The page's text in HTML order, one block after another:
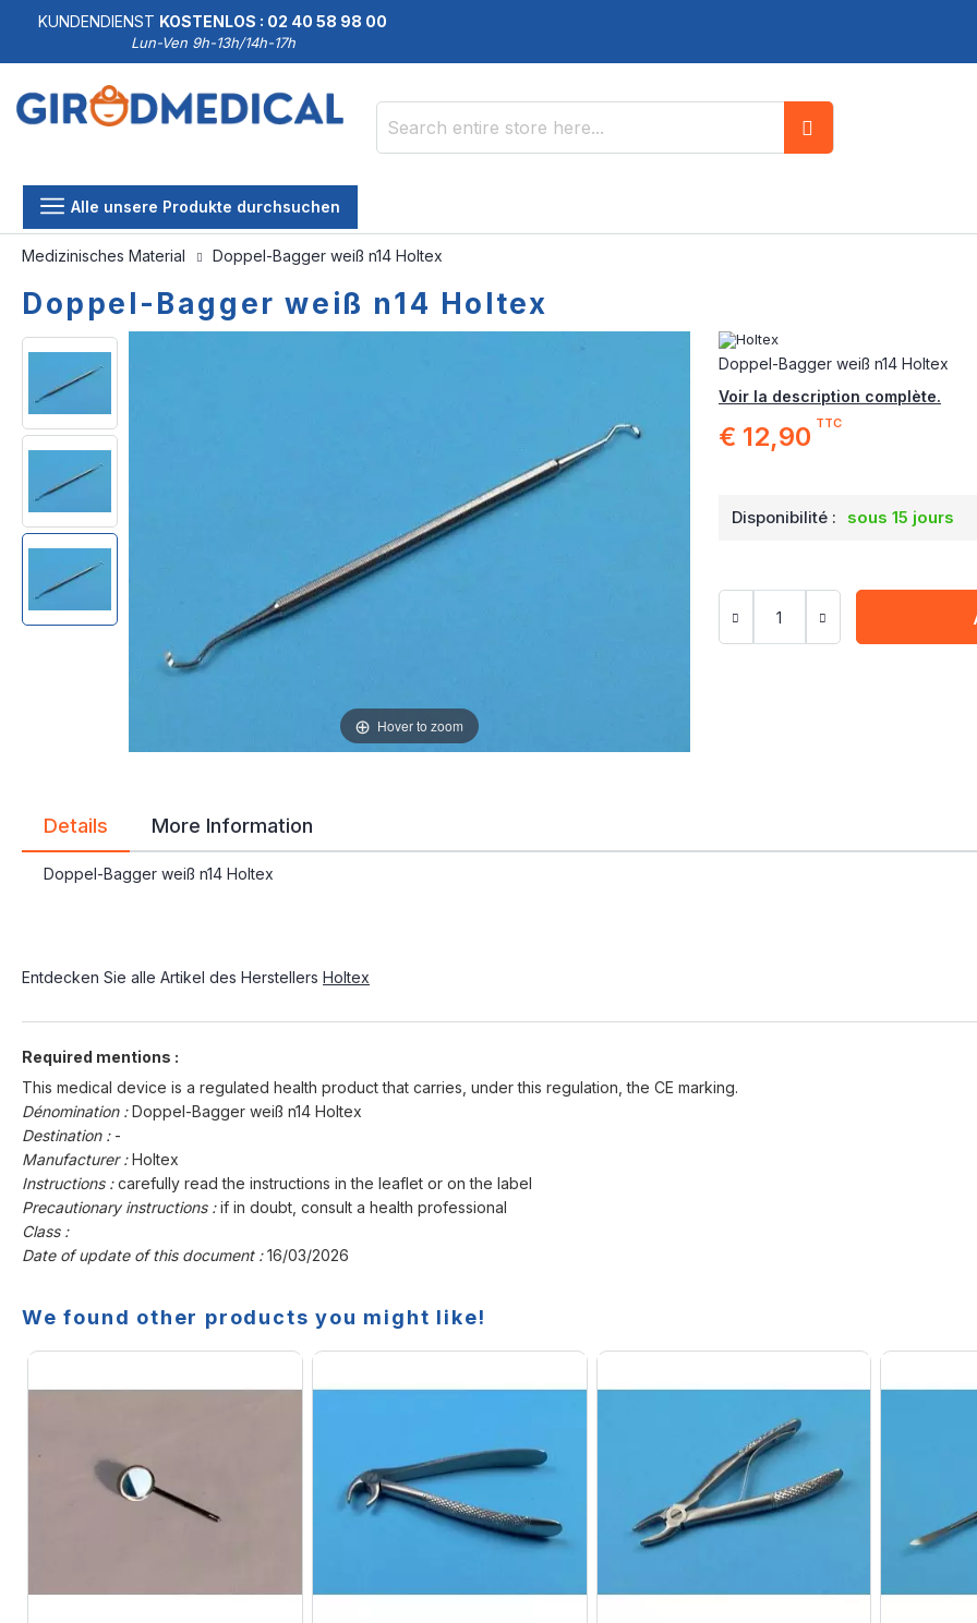
KUNDENDIENST KOSTENLOS : 02 40 58 98 00
Lun-Ven 9h-13h/14h-17h
Alle unsere Produkte durchsuchen
Medizinisches Material Doppel-Bagger weiß n14 Holtex
Doppel-Bagger weiß n14 Holtex
Doppel-Bagger weiß n14 Holtex
Voir la description complète.
€ 12,90 TTC
Disponibilité : sous 15 jours
Skip
end
of
the
gallery
Skip
beginning
of
the
gallery
Hover to zoom
Details
Doppel-Bagger weiß n14 Holtex
More Information
Entdecken Sie alle Artikel des Herstellers Holtex
Required mentions :
This medical device is a regulated health product that carries, under this regulation, the CE marking.
Dénomination :Doppel-Bagger weiß n14 Holtex
Destination : -
Manufacturer :Holtex
Instructions :carefully read the instructions in the leaflet or on the label
Precautionary instructions :if in doubt, consult a health professional
Class :
Date of update of this document :16/03/2026
We found other products you might like!